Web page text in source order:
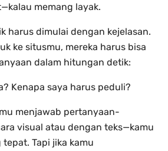
memang layak.
harus dimulai dengan kejelasan.
ke situsmu, mereka harus bisa
dalam hitungan detik:
Kenapa saya harus peduli?
menjawab pertanyaan-
visual atau dengan teks—kamu
Tapi jika kamu